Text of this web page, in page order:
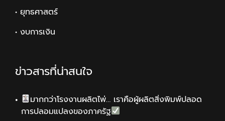
• ยุทธศาสตร์
• งบการเงิน
ข่าวสารที่น่าสนใจ
มากกว่าโรงงานผลิตไพ่… เราคือผู้ผลิตสิ่งพิมพ์ปลอด
การปลอมแปลงของภาครัฐ